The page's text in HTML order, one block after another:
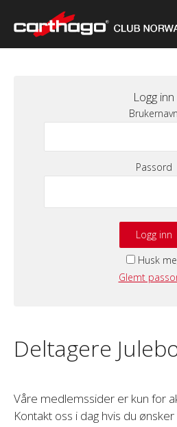
Deltagere
Våre medlemssider er kun for
Kontakt oss i dag hvis du
Logg inn
Brukernavn
Passord
Husk
Glemt